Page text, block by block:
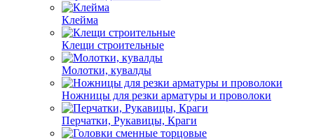
Клейма
Клещи строительные
Молотки, кувалды
Ножницы для резки арматуры и проволоки
Перчатки, Рукавицы, Краги